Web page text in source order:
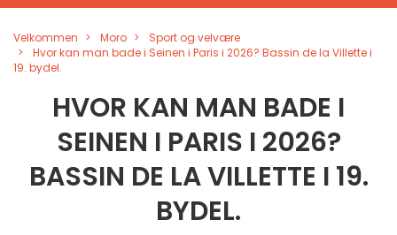
Velkommen Moro
Sport og velvære
Hvor kan man bade i Seinen i Paris i 2026? Bassin de la Villette i
19. bydel.
HVOR KAN MAN BADE I
SEINEN I PARIS I 2026?
BASSIN DE LA VILLETTE I 19.
BYDEL.